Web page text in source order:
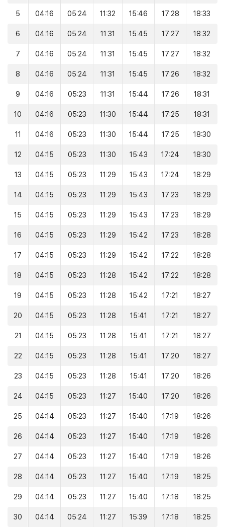
5 04:16 05:24 11:32 15:46 17:28 18:33
6 04:16 05:24 11:31 15:45 17:27 18:32
7 04:16 05:24 11:31 15:45 17:27 18:32
8 04:16 05:24 11:31 15:45 17:26 18:32
9 04:16 05:23 11:31 15:44 17:26 18:31
10 04:16 05:23 11:30 15:44 17:25 18:31
11 04:16 05:23 11:30 15:44 17:25 18:30
12 04:15 05:23 11:30 15:43 17:24 18:30
13 04:15 05:23 11:29 15:43 17:24 18:29
14 04:15 05:23 11:29 15:43 17:23 18:29
15 04:15 05:23 11:29 15:43 17:23 18:29
16 04:15 05:23 11:29 15:42 17:23 18:28
17 04:15 05:23 11:29 15:42 17:22 18:28
18 04:15 05:23 11:28 15:42 17:22 18:28
19 04:15 05:23 11:28 15:42 17:21 18:27
20 04:15 05:23 11:28 15:41 17:21 18:27
21 04:15 05:23 11:28 15:41 17:21 18:27
22 04:15 05:23 11:28 15:41 17:20 18:27
23 04:15 05:23 11:28 15:41 17:20 18:26
24 04:15 05:23 11:27 15:40 17:20 18:26
25 04:14 05:23 11:27 15:40 17:19 18:26
26 04:14 05:23 11:27 15:40 17:19 18:26
27 04:14 05:23 11:27 15:40 17:19 18:26
28 04:14 05:23 11:27 15:40 17:19 18:25
29 04:14 05:23 11:27 15:40 17:18 18:25
30 04:14 05:24 11:27 15:39 17:18 18:25